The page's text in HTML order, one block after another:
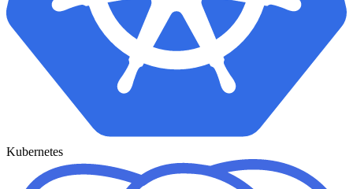
Kubernetes